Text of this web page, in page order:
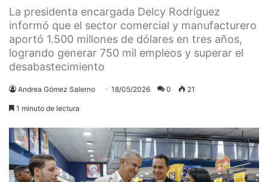
La presidenta encargada Delcy Rodríguez
informó que el sector comercial y manufacturero
aportó 1.500 millones de dólares en tres años,
logrando generar 750 mil empleos y superar el
desabastecimiento
Andrea Gómez Salerno 18/05/2026 0 21
1 minuto de lectura